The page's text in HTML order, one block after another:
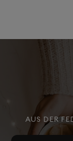
AUS DER